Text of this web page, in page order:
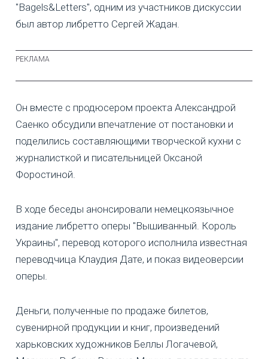
"Bagels&Letters", одним из участников дискуссии
был автор либретто Сергей Жадан.
Он вместе с продюсером проекта Александрой
Саенко обсудили впечатление от постановки и
поделились составляющими творческой кухни с
журналисткой и писательницей Оксаной
Форостиной.
В ходе беседы анонсировали немецкоязычное
издание либретто оперы "Вышиванный. Король
Украины", перевод которого исполнила известная
переводчица Клаудия Дате, и показ видеоверсии
оперы.
Деньги, полученные по продаже билетов,
сувенирной продукции и книг, произведений
харьковских художников Беллы Логачевой,